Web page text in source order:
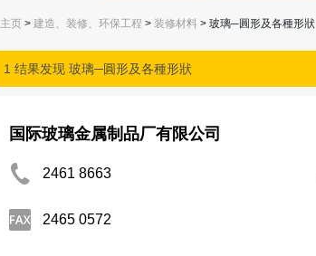
主页 > 建造、装修、环保工程 > 装修材料 > 玻璃─圓形及各種形狀
1 结果发现 玻璃─圓形及各種形狀
国际玻璃金属制品厂有限公司
2461 8663
2465 0572